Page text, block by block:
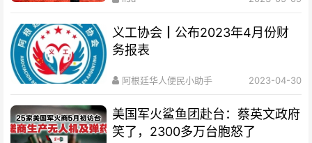
义工协会┃公布2023年4月份财
务报表
阿根廷华人便民小助手 2023-04-30
美国军火鲨鱼团赴台：蔡英文政府
笑了，2300多万台胞怒了